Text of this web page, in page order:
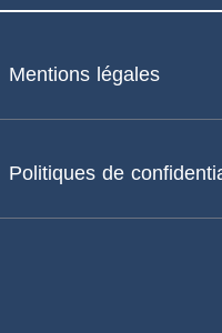
Mentions légales
Politiques de